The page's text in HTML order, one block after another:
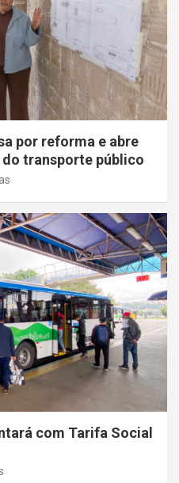
por reforma e abre
transporte público
com Tarifa Social